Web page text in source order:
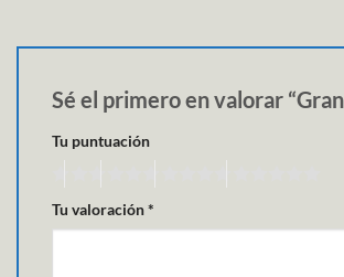
Sé el primero en valorar
Tu puntuación
Tu valoración*